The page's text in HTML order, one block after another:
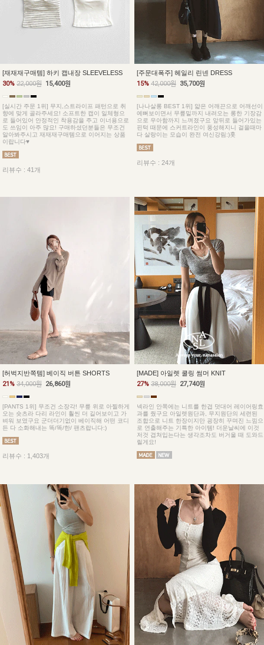
[재재재구매템] 하키 캡내장 SLEEVELESS
30% 22,000원 15,400원
[실시간 주문 1위] 무지,스트라이프 패턴으로 취
향에 맞게 골라주세요! 소프트한 캡이 일체형으
로 들어있어 안정적인 착용감을 주고 이너용으로
도 쓰임이 아주 많요! 구매하셨던분들은 무조건
알아봐주시고 재재재구매템으로 이어지는 상품
이랍니다♥
리뷰수 : 41개
[주문대폭주] 헤일리 린넨 DRESS
15% 42,000원 35,700원
[나나살롱 BEST 1위] 얇은 어깨끈으로 어깨선이
예뻐보이면서 무릎밑까지 내려오는 롱한 기장감
으로 우아함까지 느껴졌구요 앞뒤로 들어가있는
핀턱 때문에 스커트라인이 풍성해지니 걸을때마
다 살랑이는 모습이 완전 여신강림:)훗
리뷰수 : 24개
[허벅지반쪽템] 베이직 버튼 SHORTS
21% 34,000원 26,860원
[PANTS 1위] 무조건 소장각! 무릎 위로 아찔하게
오는 숏츠라 다리 라인이 훨씬 더 길어보이고 가
벼워 보였구요 군더더기없이 베이직해 어떤 코디
든 다 소화해내는 똑/똑/한/ 팬츠랍니다:)
리뷰수 : 1,403개
[MADE] 아일렛 쿨링 썸머 KNIT
27% 38,000원 27,740원
넥라인 안쪽에는 니트를 한겹 덧대어 레이어링효
과를 줬구요 아일렛원단과, 무지원단의 세련된
조합으로 니트 한장이지만 굉장히 꾸며진 느낌으
로 연출해주는 기특한 아이템! 더운날씨에 이것
저것 겹쳐입는다는 생각조차도 버거울 때 도와드
릴게요!